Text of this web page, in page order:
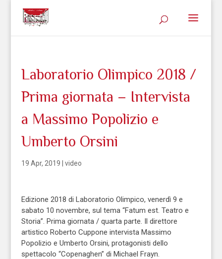
Laboratorio Olimpico 2018 /
Prima giornata – Intervista
a Massimo Popolizio e
Umberto Orsini
19 Apr, 2019 video
Edizione 2018 di Laboratorio Olimpico, venerdì 9 e
sabato 10 novembre, sul tema “Fatum est. Teatro e
Storia”. Prima giornata / quarta parte. Il direttore
artistico Roberto Cuppone intervista Massimo
Popolizio e Umberto Orsini, protagonisti dello
spettacolo “Copenaghen” di Michael Frayn.